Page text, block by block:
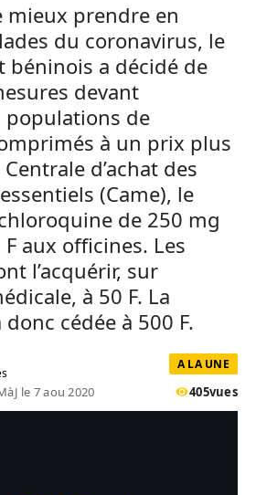
mieux prendre en
du coronavirus, le
béninois a décidé de
devant
de
à un prix plus
d’achat des
(Came), le
de 250 mg
aux officines. Les
l’acquérir, sur
à 50 F. La
cédée à 500 F.
A LA UNE
le 7 aou 2020 405vues